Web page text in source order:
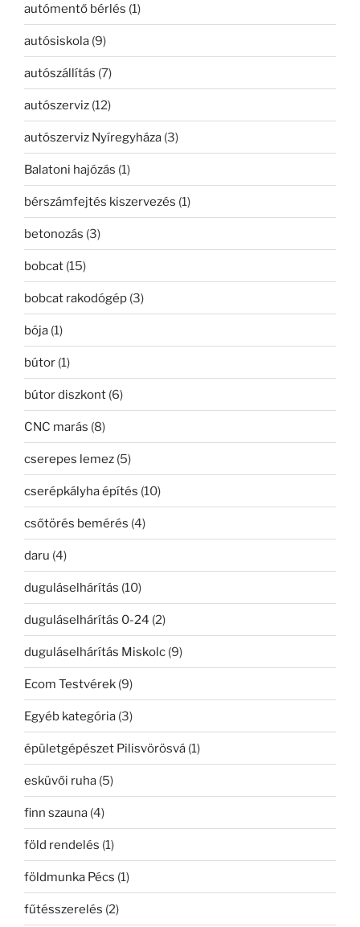
autómentő bérlés (1)
autósiskola (9)
autószállítás (7)
autószerviz (12)
autószerviz Nyíregyháza (3)
Balatoni hajózás (1)
bérszámfejtés kiszervezés (1)
betonozás (3)
bobcat (15)
bobcat rakodógép (3)
bója (1)
bútor (1)
bútor diszkont (6)
CNC marás (8)
cserepes lemez (5)
cserépkályha építés (10)
csőtörés bemérés (4)
daru (4)
duguláselhárítás (10)
duguláselhárítás 0-24 (2)
duguláselhárítás Miskolc (9)
Ecom Testvérek (9)
Egyéb kategória (3)
épületgépészet Pilisvörösvá (1)
esküvői ruha (5)
finn szauna (4)
föld rendelés (1)
földmunka Pécs (1)
fűtésszerelés (2)